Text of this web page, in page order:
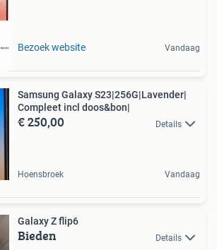
Bezoek website Vandaag
Samsung Galaxy S23|256G|Lavender|
Compleet incl doos&bon|
€ 250,00 Details
Hoensbroek Vandaag
Galaxy Z flip6
Bieden Details